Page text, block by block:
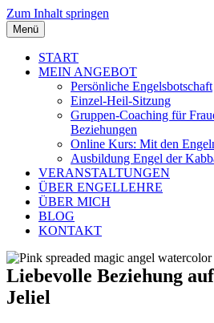
Zum Inhalt springen
Menü
START
MEIN ANGEBOT
Persönliche Engelsbotschaft
Einzel-Heil-Sitzung
Gruppen-Coaching für
Beziehungen
Online Kurs: Mit den
Ausbildung Engel der
VERANSTALTUNGEN
ÜBER ENGELLEHRE
ÜBER MICH
BLOG
KONTAKT
Liebevolle Beziehung
Jeliel